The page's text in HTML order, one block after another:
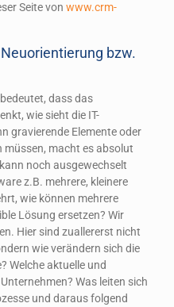
Seite von www.crm-
bzw.
dass das
wie sieht die IT-
gravierende Elemente oder
müssen, macht es absolut
noch ausgewechselt
z.B. mehrere, kleinere
wie können mehrere
Lösung ersetzen? Wir
Hier sind zuallererst nicht
wie verändern sich die
Welche aktuelle und
Was leiten sich
und daraus folgend